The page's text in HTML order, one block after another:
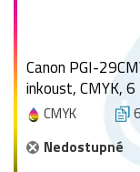
Canon PGI-
inkoust, CMYK,
CMYK
Nedostupné